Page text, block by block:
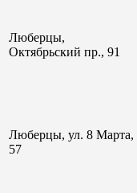
Люберцы,
Октябрьский пр., 91
Люберцы, ул. 8 Марта,
57